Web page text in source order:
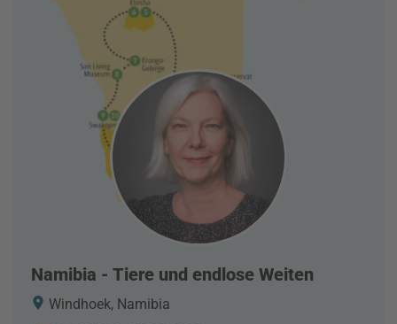
Namibia - Tiere und endlose Weiten
Windhoek, Namibia